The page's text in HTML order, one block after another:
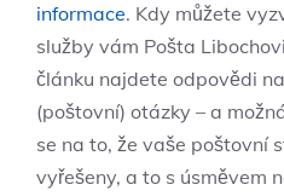
informace. Kdy můžete
služby vám Pošta
článku najdete odpovědi
(poštovní) otázky – a
se na to, že vaše poštovní
vyřešeny, a to s úsměvem